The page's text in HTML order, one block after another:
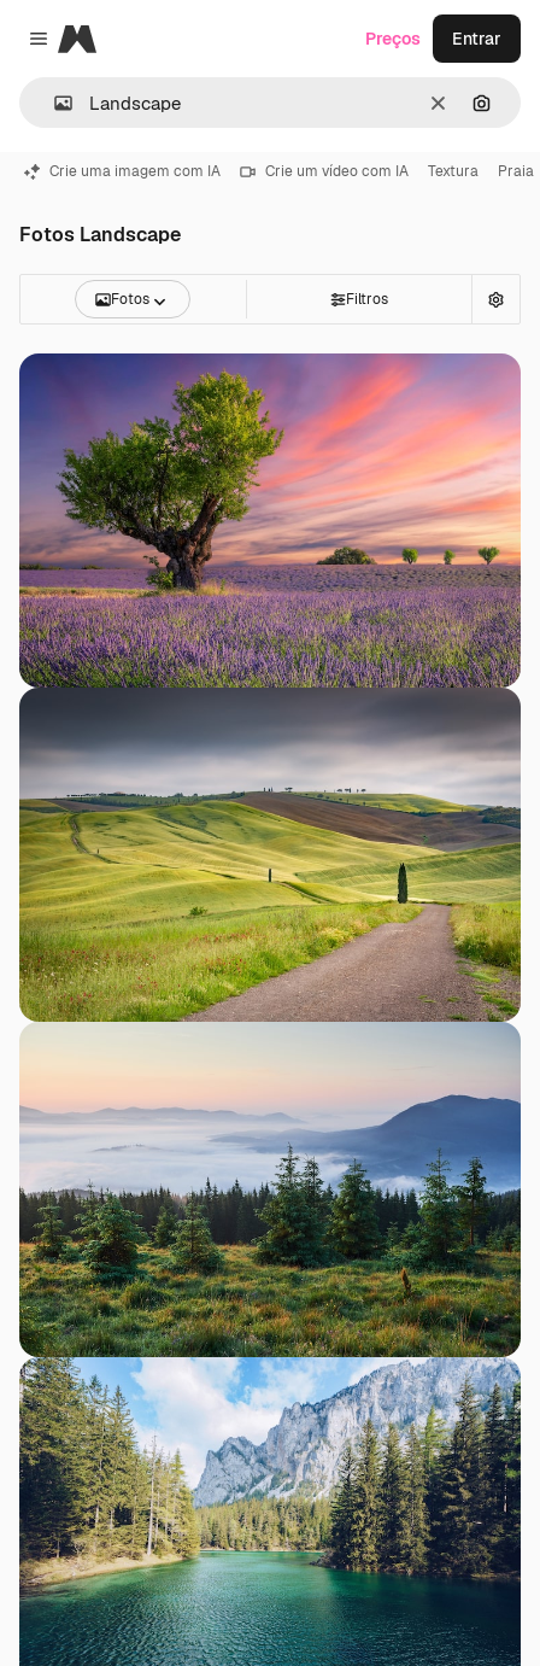
Close menu
Magnific
Limpar
Preços Entrar
Crie uma imagem com IA Crie um vídeo com IA Textura Praia
Fotos Landscape
Fotos Filtros